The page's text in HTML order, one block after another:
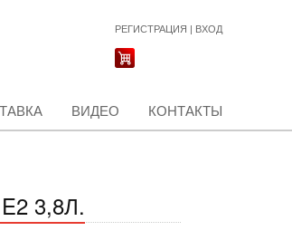
РЕГИСТРАЦИЯ | ВХОД
ВИДЕО КОНТАКТЫ
3,8Л.